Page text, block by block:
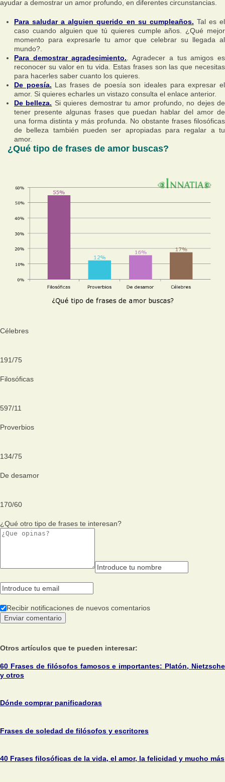
ayudar a demostrar un amor profundo, en diferentes circunstancias.
Para saludar a alguien querido en su cumpleaños. Tal es el
caso cuando alguien que tú quieres cumple años. ¿Qué mejor
momento para expresarle tu amor que celebrar su llegada al
mundo?.
Para demostrar agradecimiento. . Agradecer a tus amigos es
reconocer su valor en tu vida. Estas frases son las que necesitas
para hacerles saber cuanto los quieres.
De poesía. Las frases de poesía son ideales para expresar el
amor. Si quieres echarles un vistazo consulta el enlace anterior.
De belleza. Si quieres demostrar tu amor profundo, no dejes de
tener presente algunas frases que puedan hablar del amor de
una forma distinta y más profunda. No obstante frases filosóficas
de belleza también pueden ser apropiadas para regalar a tu
amor.
¿Qué tipo de frases de amor buscas?
Célebres
191/75
Filosóficas
597/11
Proverbios
134/75
De desamor
170/60
¿Qué otro tipo de frases te interesan?
Recibir notificaciones de nuevos comentarios
Otros artículos que te pueden interesar:
60 Frases de filósofos famosos e importantes: Platón, Nietzsche
y otros
Dónde comprar panificadoras
Frases de soledad de filósofos y escritores
40 Frases filosóficas de la vida, el amor, la felicidad y mucho más